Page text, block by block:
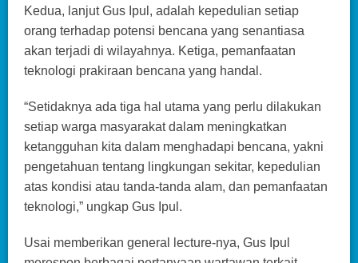
Kedua, lanjut Gus Ipul, adalah kepedulian setiap
orang terhadap potensi bencana yang senantiasa
akan terjadi di wilayahnya. Ketiga, pemanfaatan
teknologi prakiraan bencana yang handal.
“Setidaknya ada tiga hal utama yang perlu dilakukan
setiap warga masyarakat dalam meningkatkan
ketangguhan kita dalam menghadapi bencana, yakni
pengetahuan tentang lingkungan sekitar, kepedulian
atas kondisi atau tanda-tanda alam, dan pemanfaatan
teknologi,” ungkap Gus Ipul.
Usai memberikan general lecture-nya, Gus Ipul